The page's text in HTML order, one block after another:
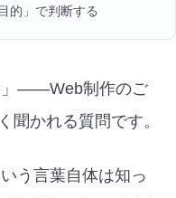
的」で判断する
」——Web制作のご
聞かれる質問です。
う言葉自体は知っ